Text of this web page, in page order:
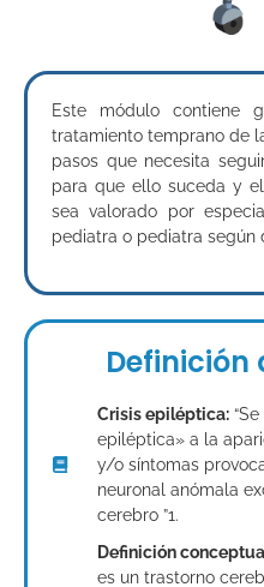
Este módulo contiene
tratamiento temprano de
pasos que necesita
para que ello suceda y
sea valorado por
pediatra o pediatra según
Definición
Crisis epiléptica:“Se
epiléptica» a la
y/o síntomas
neuronal anómala
cerebro ”1.
Definición
es un trastorno